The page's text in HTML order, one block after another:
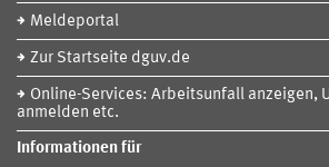
Meldeportal
Zur Startseite dguv.de
Online-Services: Arbeitsunfall anzeigen,
anmelden etc.
Informationen für